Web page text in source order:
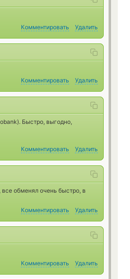
Комментировать Удалить
Комментировать Удалить
Быстро, выгодно,
Комментировать Удалить
обменял очень быстро, в
Комментировать Удалить
Комментировать Удалить